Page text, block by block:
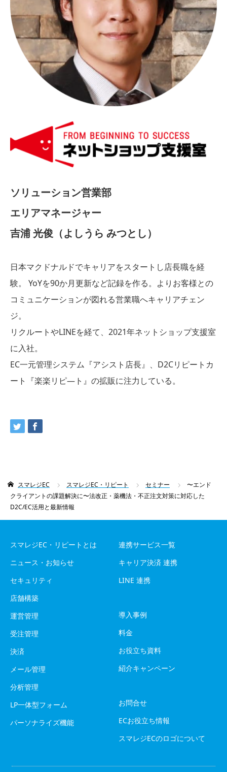
ソリューション営業部
エリアマネージャー
吉浦 光俊（よしうら みつとし）
日本マクドナルドでキャリアをスタートし店長職を経
験。 YoYを90か月更新など記録を作る。よりお客様との
コミュニケーションが図れる営業職へキャリアチェン
ジ。
リクルートやLINEを経て、2021年ネットショップ支援室
に入社。
EC一元管理システム『アシスト店長』、D2Cリピートカ
ート『楽楽リピ―ト』の拡販に注力している。
スマレジEC スマレジEC・リピート セミナー
〜エンド
クライアントの課題解決に〜法改正・薬機法・不正注文対策に対応した
D2C/EC活用と最新情報
スマレジEC・リピートとは
ニュース・お知らせ
セキュリティ
店舗構築
運営管理
受注管理
決済
メール管理
分析管理
LP一体型フォーム
パーソナライズ機能
連携サービス一覧
キャリア決済 連携
LINE 連携
導入事例
料金
お役立ち資料
紹介キャンペーン
お問合せ
ECお役立ち情報
スマレジECのロゴについて